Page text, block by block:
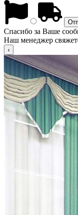
Спасибо за Ваше
Наш менеджер